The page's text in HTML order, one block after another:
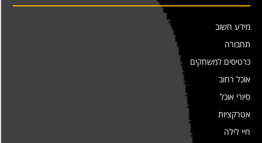
מידע חשוב
תחבורה
כרטיסים למשחקים
אוכל רחוב
סיורי אוכל
אטרקציות
חיי לילה